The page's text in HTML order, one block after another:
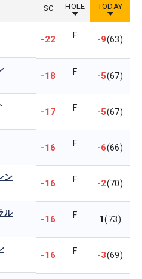
SC HOLE TODAY
-22 F -9(63)
-18 F -5(67)
-17 F -5(67)
-16 F -6(66)
ン
-16 F -2(70)
ル
-16 F 1(73)
-16 F -3(69)